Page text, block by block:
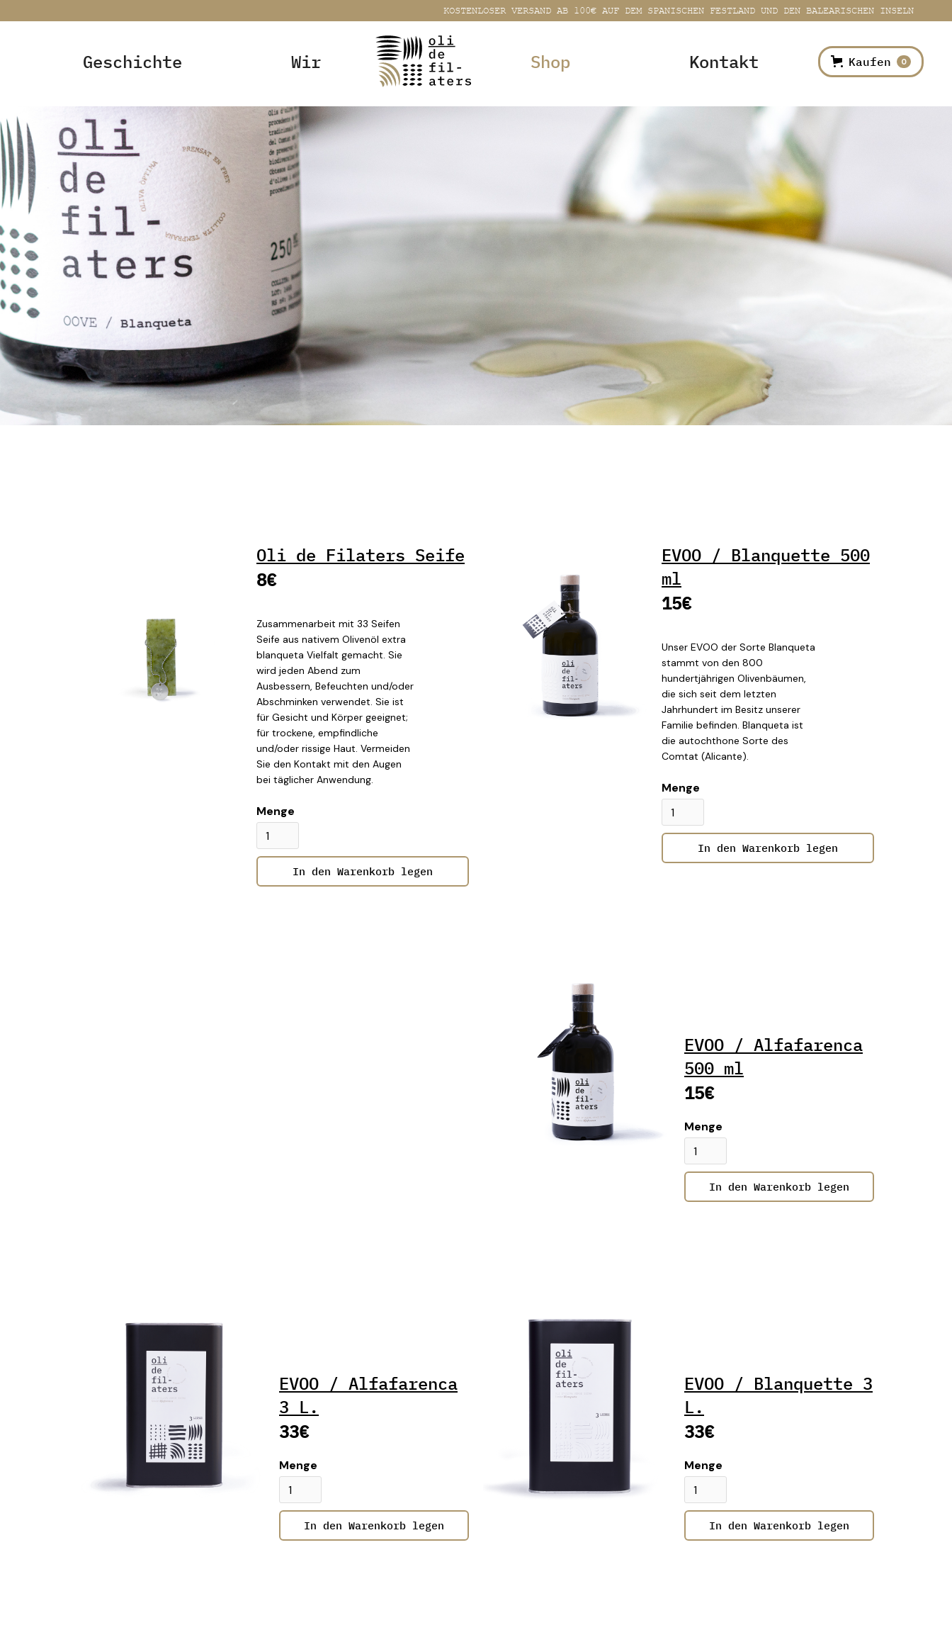
KOSTENLOSER VERSAND AB 100€ AUF DEM SPANISCHEN FESTLAND UND DEN BALEARISCHEN INSELN
Kaufen 0
Geschichte Wir Shop Kontakt
Oli de Filaters Seife
8€
Zusammenarbeit mit 33 Seifen
Seife aus nativem Olivenöl extra
blanqueta Vielfalt gemacht. Sie
wird jeden Abend zum
Ausbessern, Befeuchten und/oder
Abschminken verwendet. Sie ist
für Gesicht und Körper geeignet;
für trockene, empfindliche
und/oder rissige Haut. Vermeiden
Sie den Kontakt mit den Augen
bei täglicher Anwendung.
Menge
EVOO / Blanquette 500
ml
15€
Unser EVOO der Sorte Blanqueta
stammt von den 800
hundertjährigen Olivenbäumen,
die sich seit dem letzten
Jahrhundert im Besitz unserer
Familie befinden. Blanqueta ist
die autochthone Sorte des
Comtat (Alicante).
Menge
EVOO / Alfafarenca
500 ml
15€
Menge
EVOO / Alfafarenca
3 L.
33€
Menge
EVOO / Blanquette 3
L.
33€
Menge